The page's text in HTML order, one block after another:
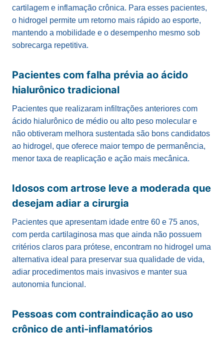
cartilagem e inflamação crônica. Para esses pacientes,
o hidrogel permite um retorno mais rápido ao esporte,
mantendo a mobilidade e o desempenho mesmo sob
sobrecarga repetitiva.
Pacientes com falha prévia ao ácido
hialurônico tradicional
Pacientes que realizaram infiltrações anteriores com
ácido hialurônico de médio ou alto peso molecular e
não obtiveram melhora sustentada são bons candidatos
ao hidrogel, que oferece maior tempo de permanência,
menor taxa de reaplicação e ação mais mecânica.
Idosos com artrose leve a moderada que
desejam adiar a cirurgia
Pacientes que apresentam idade entre 60 e 75 anos,
com perda cartilaginosa mas que ainda não possuem
critérios claros para prótese, encontram no hidrogel uma
alternativa ideal para preservar sua qualidade de vida,
adiar procedimentos mais invasivos e manter sua
autonomia funcional.
Pessoas com contraindicação ao uso
crônico de anti-inflamatórios